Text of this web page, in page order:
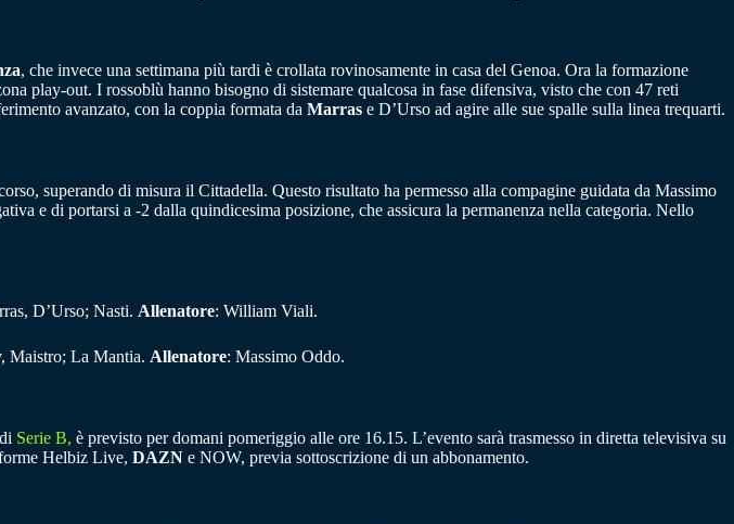
, che invece una settimana più tardi è crollata rovinosamente in casa del Genoa. Ora la formazione
play-out. I rossoblù hanno bisogno di sistemare qualcosa in fase difensiva, visto che con 47 reti
avanzato, con la coppia formata da Marras e D’Urso ad agire alle sue spalle sulla linea trequarti.
superando di misura il Cittadella. Questo risultato ha permesso alla compagine guidata da Massimo
e di portarsi a -2 dalla quindicesima posizione, che assicura la permanenza nella categoria. Nello
D’Urso; Nasti. Allenatore: William Viali.
Maistro; La Mantia. Allenatore: Massimo Oddo.
Serie B, è previsto per domani pomeriggio alle ore 16.15. L’evento sarà trasmesso in diretta televisiva su
Helbiz Live, DAZN e NOW, previa sottoscrizione di un abbonamento.